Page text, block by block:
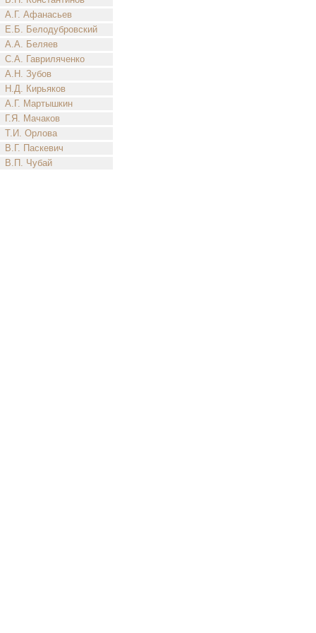
А.Г. Афанасьев
Е.Б. Белодубровский
А.А. Беляев
С.А. Гавриляченко
А.Н. Зубов
Н.Д. Кирьяков
А.Г. Мартышкин
Г.Я. Мачаков
Т.И. Орлова
В.Г. Паскевич
В.П. Чубай